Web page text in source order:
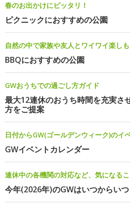
春のお出かけにピッタリ！
ピクニックにおすすめの公園
自然の中で家族や友人とワイワイ楽しも
BBQにおすすめの公園
GWおうちでの過ごし方ガイド
最大12連休のおうち時間を充実さ
方をご提案
日付からGW(ゴールデンウィーク)のイ
GWイベントカレンダー
連休中の各機関の対応など、気になる
今年(2026年)のGWはいつからいつ